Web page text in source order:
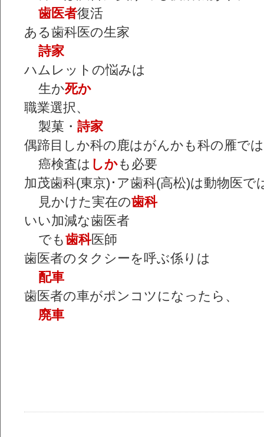
歯医者復活
ある歯科医の生家
詩家
ハムレットの悩みは
生か死か
職業選択、
製菓・ 詩家
偶蹄目しか科の鹿はがんかも科の雁で
癌検査は しかも必要
加茂歯科(東京)･ア歯科(高松)は動物医で
見かけた実在の歯科
いい加減な歯医者
でも歯科医師
歯医者のタクシーを呼ぶ係りは
配車
歯医者の車がポンコツになったら、
廃車